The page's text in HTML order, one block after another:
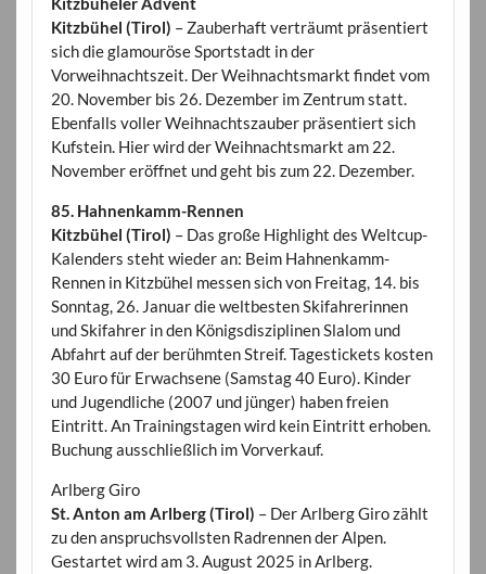
Kitzbühel (Tirol) – Zauberhaft verträumt präsentiert
sich die glamouröse Sportstadt in der
Vorweihnachtszeit. Der Weihnachtsmarkt findet vom
20. November bis 26. Dezember im Zentrum statt.
Ebenfalls voller Weihnachtszauber präsentiert sich
Kufstein. Hier wird der Weihnachtsmarkt am 22.
November eröffnet und geht bis zum 22. Dezember.
85. Hahnenkamm-Rennen
Kitzbühel (Tirol) – Das große Highlight des Weltcup-
Kalenders steht wieder an: Beim Hahnenkamm-
Rennen in Kitzbühel messen sich von Freitag, 14. bis
Sonntag, 26. Januar die weltbesten Skifahrerinnen
und Skifahrer in den Königsdisziplinen Slalom und
Abfahrt auf der berühmten Streif. Tagestickets kosten
30 Euro für Erwachsene (Samstag 40 Euro). Kinder
und Jugendliche (2007 und jünger) haben freien
Eintritt. An Trainingstagen wird kein Eintritt erhoben.
Buchung ausschließlich im Vorverkauf.
Arlberg Giro
St. Anton am Arlberg (Tirol) – Der Arlberg Giro zählt
zu den anspruchsvollsten Radrennen der Alpen.
Gestartet wird am 3. August 2025 in Arlberg.